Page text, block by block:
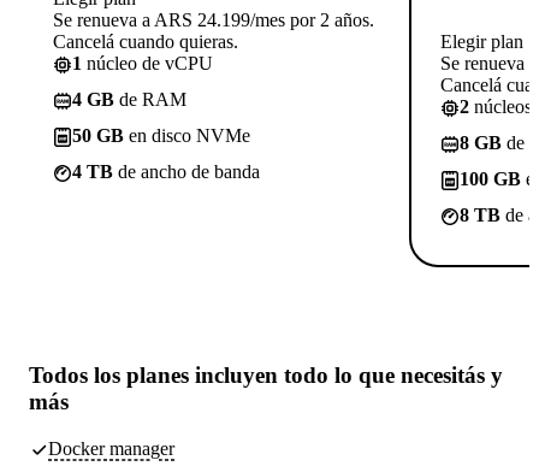
Se renueva a ARS 24.199/mes por 2 años.
Cancelá cuando quieras.
1 núcleo de vCPU
4 GB de RAM
50 GB en disco NVMe
4 TB de ancho de banda
Elegir plan
Se renueva
Cancelá
2 núcleos
8 GB de
100 GB
8 TB de
Todos los planes incluyen todo lo que necesitás y
más
Docker manager